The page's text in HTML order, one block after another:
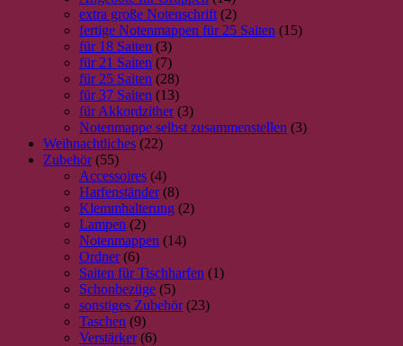
extra große Notenschrift (2)
fertige Notenmappen für 25 Saiten (15)
für 18 Saiten (3)
für 21 Saiten (7)
für 25 Saiten (28)
für 37 Saiten (13)
für Akkordzither (3)
Notenmappe selbst zusammenstellen (3)
Weihnachtliches (22)
Zubehör (55)
Accessoires (4)
Harfenständer (8)
Klemmhalterung (2)
Lampen (2)
Notenmappen (14)
Ordner (6)
Saiten für Tischharfen (1)
Schonbezüge (5)
sonstiges Zubehör (23)
Taschen (9)
Verstärker (6)